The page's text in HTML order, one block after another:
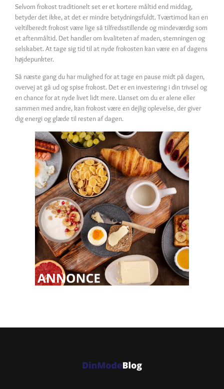
Selvom frokost traditionelt set er et kortere måltid end middag,
betyder det ikke, at det er mindre betydningsfuldt. Tværtimod kan en
veltilberedt frokost være lige så tilfredsstillende og mindeværdig som
et aftenmåltid. Det handler om kvaliteten af maden, stemningen og
selskabet. At tage sig tid til at nyde frokosten kan være en af dagens
højdepunkter.
Så næste gang du har mulighed for at tage en pause midt på dagen,
overvej at gå ud og spise frokost. Det er en investering i din trivsel og
en chance for at nyde livet lidt mere. Uanset om du er alene eller
sammen med andre, kan frokost være en dejlig oplevelse, der giver
dig energi og glæde til resten af dagen.